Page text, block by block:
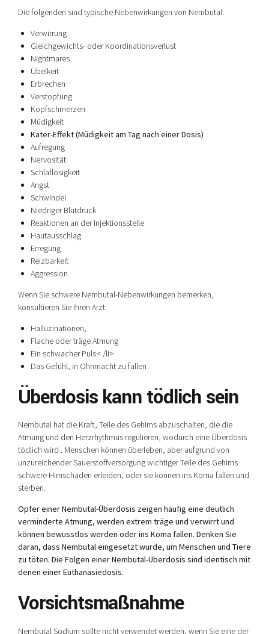
Die folgenden sind typische Nebenwirkungen von Nembutal:
Verwirrung
Gleichgewichts- oder Koordinationsverlust
Nightmares
Übelkeit
Erbrechen
Verstopfung
Kopfschmerzen
Müdigkeit
Kater-Effekt (Müdigkeit am Tag nach einer Dosis)
Aufregung
Nervosität
Schlaflosigkeit
Angst
Schwindel
Niedriger Blutdruck
Reaktionen an der Injektionsstelle
Hautausschlag
Erregung
Reizbarkeit
Aggression
Wenn Sie schwere Nembutal-Nebenwirkungen bemerken,
konsultieren Sie Ihren Arzt:
Halluzinationen,
Flache oder träge Atmung
Ein schwacher Puls< /li>
Das Gefühl, in Ohnmacht zu fallen
Überdosis kann tödlich sein
Nembutal hat die Kraft, Teile des Gehirns abzuschalten, die die
Atmung und den Herzrhythmus regulieren, wodurch eine Überdosis
tödlich wird . Menschen können überleben, aber aufgrund von
unzureichender Sauerstoffversorgung wichtiger Teile des Gehirns
schwere Hirnschäden erleiden, oder sie können ins Koma fallen und
sterben.
Opfer einer Nembutal-Überdosis zeigen häufig eine deutlich
verminderte Atmung, werden extrem träge und verwirrt und
können bewusstlos werden oder ins Koma fallen. Denken Sie
daran, dass Nembutal eingesetzt wurde, um Menschen und Tiere
zu töten. Die Folgen einer Nembutal-Überdosis sind identisch mit
denen einer Euthanasiedosis.
Vorsichtsmaßnahme
Nembutal Sodium sollte nicht verwendet werden, wenn Sie eine der